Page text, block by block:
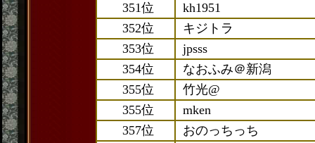
351位
kh1951
352位
キジトラ
353位
jpsss
354位
なおふみ＠新潟
355位
竹光@
355位
mken
357位
おのっちっち